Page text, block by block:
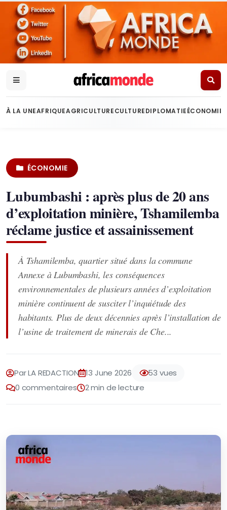
À LA UNEAFRIQUEAGRICULTURECULTUREDIPLOMATIEÉCONOMIE
ÉCONOMIE
Lubumbashi : après plus de 20 ans
d’exploitation minière, Tshamilemba
réclame justice et assainissement
À Tshamilemba, quartier situé dans la commune
Annexe à Lubumbashi, les conséquences
environnementales de plusieurs années d’exploitation
minière continuent de susciter l’inquiétude des
habitants. Plus de deux décennies après l’installation de
l’usine de traitement de minerais de Che...
Par LA REDACTION 13 June 2026
53 vues
0 commentaires
2 min de lecture